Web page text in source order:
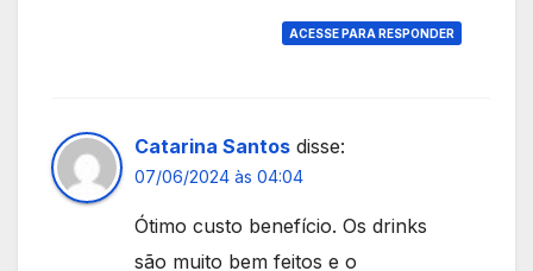
ACESSE PARA RESPONDER
Catarina Santos disse:
07/06/2024 às 04:04
Ótimo custo benefício. Os drinks
são muito bem feitos e o